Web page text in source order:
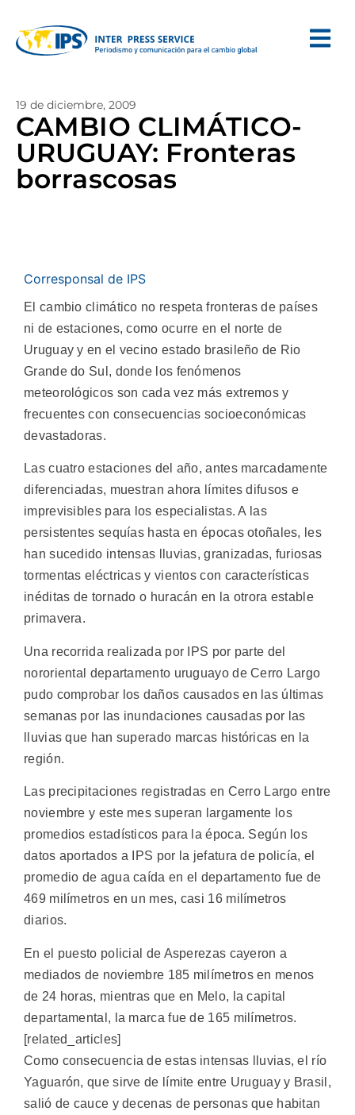
19 de diciembre, 2009
CAMBIO CLIMÁTICO-
URUGUAY: Fronteras
borrascosas
Corresponsal de IPS
El cambio climático no respeta fronteras de países
ni de estaciones, como ocurre en el norte de
Uruguay y en el vecino estado brasileño de Rio
Grande do Sul, donde los fenómenos
meteorológicos son cada vez más extremos y
frecuentes con consecuencias socioeconómicas
devastadoras.
Las cuatro estaciones del año, antes marcadamente
diferenciadas, muestran ahora límites difusos e
imprevisibles para los especialistas. A las
persistentes sequías hasta en épocas otoñales, les
han sucedido intensas lluvias, granizadas, furiosas
tormentas eléctricas y vientos con características
inéditas de tornado o huracán en la otrora estable
primavera.
Una recorrida realizada por IPS por parte del
nororiental departamento uruguayo de Cerro Largo
pudo comprobar los daños causados en las últimas
semanas por las inundaciones causadas por las
lluvias que han superado marcas históricas en la
región.
Las precipitaciones registradas en Cerro Largo entre
noviembre y este mes superan largamente los
promedios estadísticos para la época. Según los
datos aportados a IPS por la jefatura de policía, el
promedio de agua caída en el departamento fue de
469 milímetros en un mes, casi 16 milímetros
diarios.
En el puesto policial de Asperezas cayeron a
mediados de noviembre 185 milímetros en menos
de 24 horas, mientras que en Melo, la capital
departamental, la marca fue de 165 milímetros.
[related_articles]
Como consecuencia de estas intensas lluvias, el río
Yaguarón, que sirve de límite entre Uruguay y Brasil,
salió de cauce y decenas de personas que habitan